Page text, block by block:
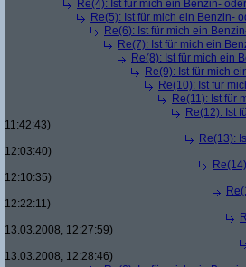
Re(4): Ist für mich ein Benzin-
Re(5): Ist für mich ein Benzin-
Re(6): Ist für mich ein
Re(7): Ist für mich ein
Re(8): Ist für mich ein
Re(9): Ist für mich
Re(10): Ist für
Re(11): Ist für
Re(12): Ist
11:42:43)
Re(13):
12:03:40)
12:10:35)
12:22:11)
13.03.2008, 12:27:59)
13.03.2008, 12:28:46)